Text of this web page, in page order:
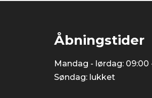
Åbningstider
Mandag - lørdag: 09:00
​Søndag: lukket